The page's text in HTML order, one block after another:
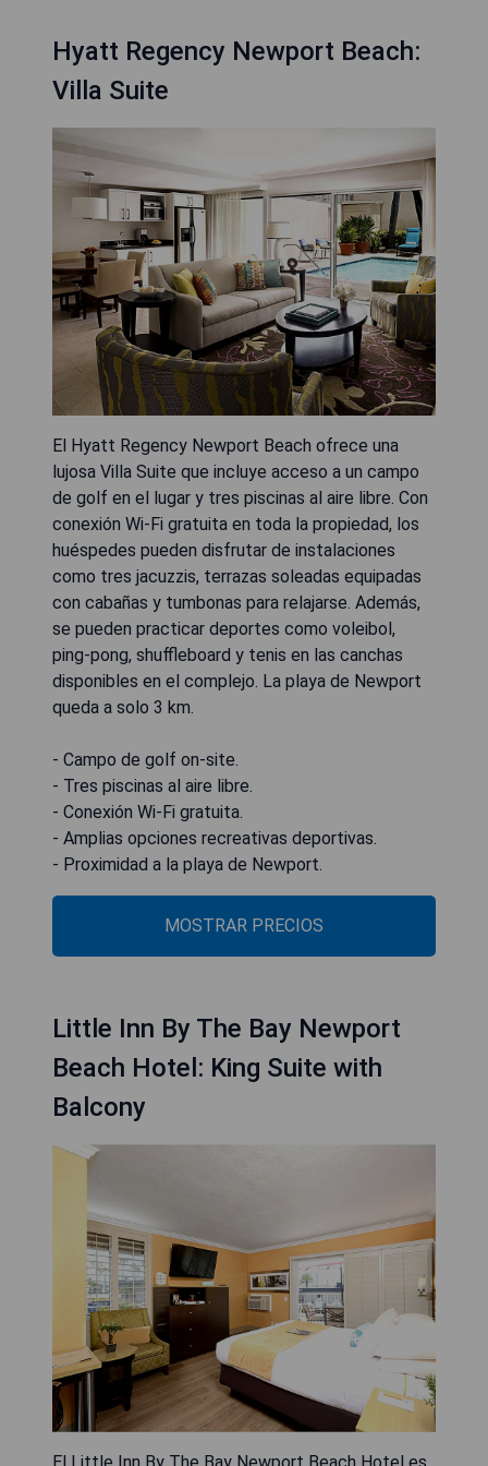
Hyatt Regency Newport Beach:
Villa Suite
El Hyatt Regency Newport Beach ofrece una
lujosa Villa Suite que incluye acceso a un campo
de golf en el lugar y tres piscinas al aire libre. Con
conexión Wi-Fi gratuita en toda la propiedad, los
huéspedes pueden disfrutar de instalaciones
como tres jacuzzis, terrazas soleadas equipadas
con cabañas y tumbonas para relajarse. Además,
se pueden practicar deportes como voleibol,
ping-pong, shuffleboard y tenis en las canchas
disponibles en el complejo. La playa de Newport
queda a solo 3 km.
- Campo de golf on-site.
- Tres piscinas al aire libre.
- Conexión Wi-Fi gratuita.
- Amplias opciones recreativas deportivas.
- Proximidad a la playa de Newport.
MOSTRAR PRECIOS
Little Inn By The Bay Newport
Beach Hotel: King Suite with
Balcony